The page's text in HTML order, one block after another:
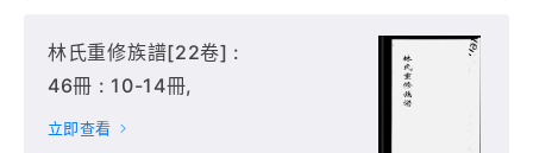
林氏重修族譜[22卷] :
46冊 : 10-14冊,
立即查看